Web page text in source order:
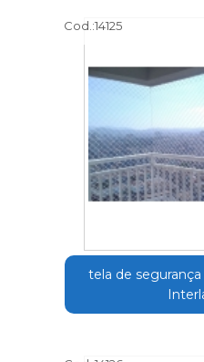
Cod.:14125
tela de